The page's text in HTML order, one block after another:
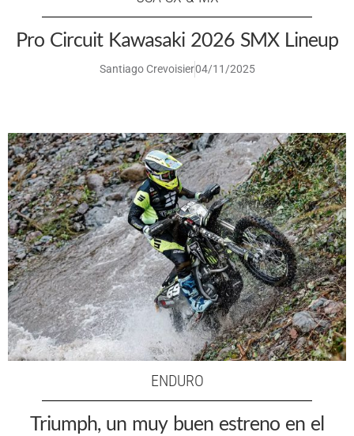
Pro Circuit Kawasaki 2026 SMX Lineup
Santiago Crevoisier04/11/2025
ENDURO
Triumph, un muy buen estreno en el